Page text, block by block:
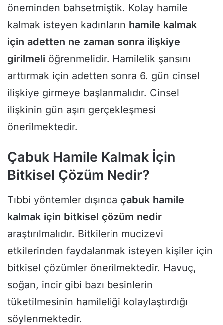
öneminden bahsetmiştik. Kolay hamile
kalmak isteyen kadınların hamile kalmak
için adetten ne zaman sonra ilişkiye
girilmeli öğrenmelidir. Hamilelik şansını
arttırmak için adetten sonra 6. gün cinsel
ilişkiye girmeye başlanmalıdır. Cinsel
ilişkinin gün aşırı gerçekleşmesi
önerilmektedir.
Çabuk Hamile Kalmak İçin
Bitkisel Çözüm Nedir?
Tıbbi yöntemler dışında çabuk hamile
kalmak için bitkisel çözüm nedir
araştırılmalıdır. Bitkilerin mucizevi
etkilerinden faydalanmak isteyen kişiler için
bitkisel çözümler önerilmektedir. Havuç,
soğan, incir gibi bazı besinlerin
tüketilmesinin hamileliği kolaylaştırdığı
söylenmektedir.